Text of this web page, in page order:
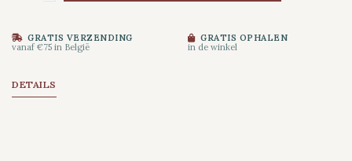
GRATIS VERZENDING
vanaf €75 in België
GRATIS OPHALEN
in de winkel
DETAILS